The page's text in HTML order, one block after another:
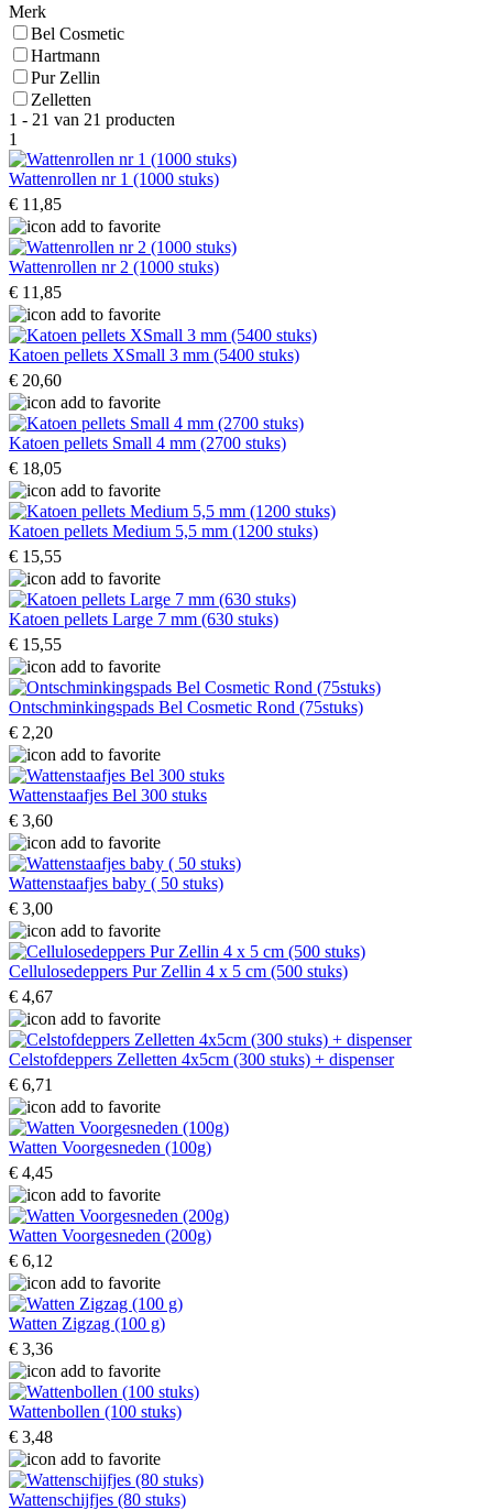
Merk
Bel Cosmetic
Hartmann
Pur Zellin
Zelletten
1 - 21 van 21 producten
1
Wattenrollen nr 1 (1000 stuks)
€ 11,85
Wattenrollen nr 2 (1000 stuks)
€ 11,85
Katoen pellets XSmall 3 mm (5400 stuks)
€ 20,60
Katoen pellets Small 4 mm (2700 stuks)
€ 18,05
Katoen pellets Medium 5,5 mm (1200 stuks)
€ 15,55
Katoen pellets Large 7 mm (630 stuks)
€ 15,55
Ontschminkingspads Bel Cosmetic Rond (75stuks)
€ 2,20
Wattenstaafjes Bel 300 stuks
€ 3,60
Wattenstaafjes baby ( 50 stuks)
€ 3,00
Cellulosedeppers Pur Zellin 4 x 5 cm (500 stuks)
€ 4,67
Celstofdeppers Zelletten 4x5cm (300 stuks) + dispenser
€ 6,71
Watten Voorgesneden (100g)
€ 4,45
Watten Voorgesneden (200g)
€ 6,12
Watten Zigzag (100 g)
€ 3,36
Wattenbollen (100 stuks)
€ 3,48
Wattenschijfjes (80 stuks)